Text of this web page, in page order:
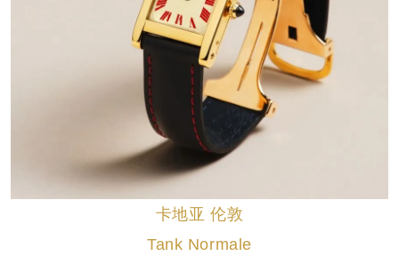
卡地亚 伦敦
Tank Normale